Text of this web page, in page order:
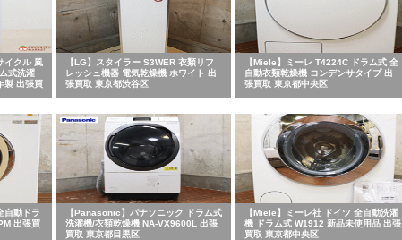
イクル 風
式洗濯
製 出張買
【LG】スタイラー S3WER 衣類リフ
レッシュ機器 電気乾燥機 ホワイト 出
張買取 東京都渋谷区
【Miele】ミーレ T4224C ドラム式 全
自動衣類乾燥機 コンデンサタイプ 出
張買取 東京都中央区
自動ドラ
出張買
【Panasonic】パナソニック ドラム式
洗濯機/衣類乾燥機 NA-VX9600L 出張
買取 東京都目黒区
【Miele】ミーレ社 ドイツ 全自動洗濯
機 ドラム式 W1912 新品未使用品 出張
買取 東京都中央区